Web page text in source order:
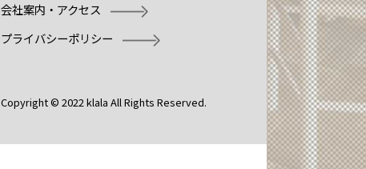
会社案内・アクセス
プライバシーポリシー
Copyright © 2022 klala All Rights Reserved.